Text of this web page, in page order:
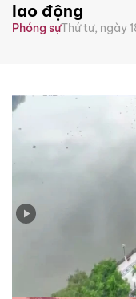
lao động
Phóng sựThứ tư, ngày
Đầu tư có trọng
Dương vươn tầm